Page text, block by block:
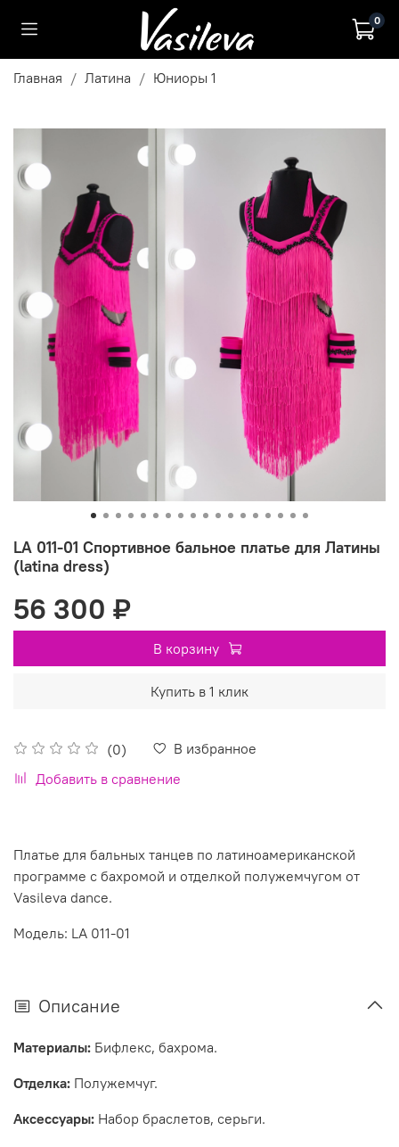
0
Главная Латина Юниоры 1
LA 011-01 Спортивное бальное платье для Латины
(latina dress)
(0)
В избранное
Добавить в сравнение
56 300 ₽
В корзину
Купить в 1 клик
Платье для бальных танцев по латиноамериканской
программе с бахромой и отделкой полужемчугом от
Vasileva dance.
Модель: LA 011-01
Описание
Материалы: Бифлекс, бахрома.
Отделка: Полужемчуг.
Аксессуары: Набор браслетов, серьги.